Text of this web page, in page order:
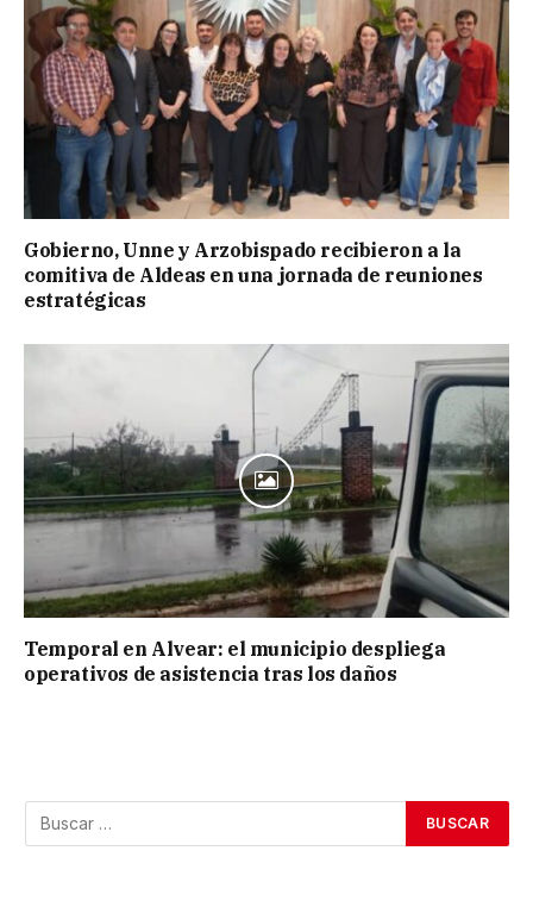
Gobierno, Unne y Arzobispado recibieron a la
comitiva de Aldeas en una jornada de reuniones
estratégicas
Temporal en Alvear: el municipio despliega
operativos de asistencia tras los daños